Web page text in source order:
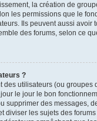
la création de
les permissions que le
Ils peuvent aussi avoir
des forums, selon ce
?
des utilisateurs (ou groupes
le jour le bon
supprimer des messages,
diviser les sujets des forums